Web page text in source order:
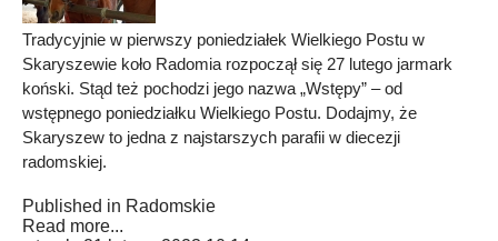
Tradycyjnie w pierwszy poniedziałek Wielkiego Postu w
Skaryszewie koło Radomia rozpoczął się 27 lutego jarmark
koński. Stąd też pochodzi jego nazwa „Wstępy” – od
wstępnego poniedziałku Wielkiego Postu. Dodajmy, że
Skaryszew to jedna z najstarszych parafii w diecezji
radomskiej.
Published in Radomskie
Read more...